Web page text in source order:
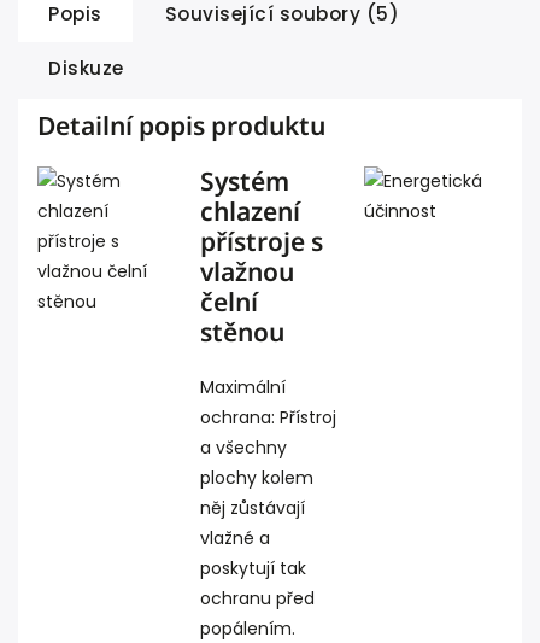
Popis Související soubory (5)
Diskuze
Detailní popis produktu
Systém
chlazení
přístroje s
vlažnou
čelní
stěnou
Maximální
ochrana: Přístroj
a všechny
plochy kolem
něj zůstávají
vlažné a
poskytují tak
ochranu před
popálením.